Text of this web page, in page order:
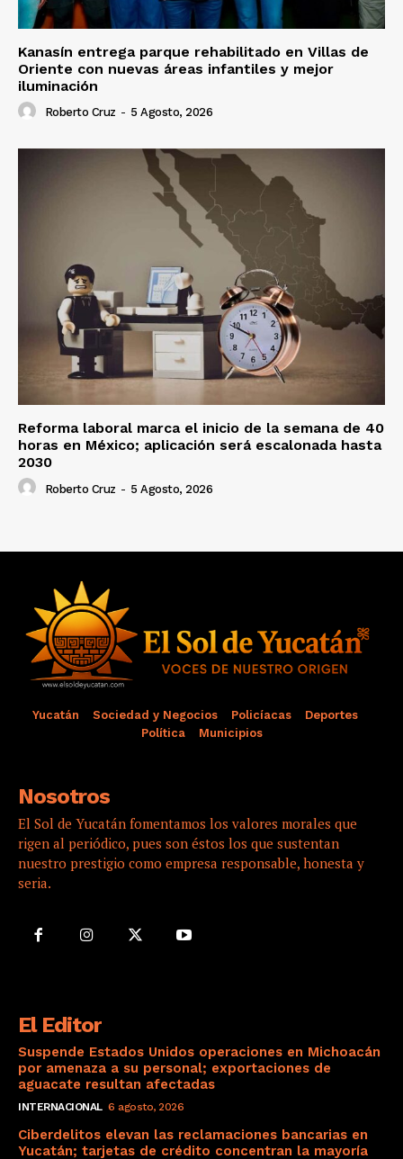
Kanasín entrega parque rehabilitado en Villas de
Oriente con nuevas áreas infantiles y mejor
iluminación
Roberto Cruz - 5 Agosto, 2026
Reforma laboral marca el inicio de la semana de 40
horas en México; aplicación será escalonada hasta
2030
Roberto Cruz - 5 Agosto, 2026
Yucatán Sociedad y Negocios Policíacas
Deportes
Política
Municipios
Nosotros
El Sol de Yucatán fomentamos los valores morales que
rigen al periódico, pues son éstos los que sustentan
nuestro prestigio como empresa responsable, honesta y
seria.
El Editor
Suspende Estados Unidos operaciones en Michoacán
por amenaza a su personal; exportaciones de
aguacate resultan afectadas
INTERNACIONAL 6 agosto, 2026
Ciberdelitos elevan las reclamaciones bancarias en
Yucatán; tarjetas de crédito concentran la mayoría